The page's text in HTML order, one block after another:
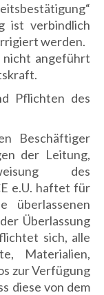
ist verbindlich
werden.
nicht angeführt
Pflichten des
Beschäftiger
der Leitung,
des
e.U. haftet für
überlassenen
Überlassung
sich, alle
Materialien,
zur Verfügung
diese von dem